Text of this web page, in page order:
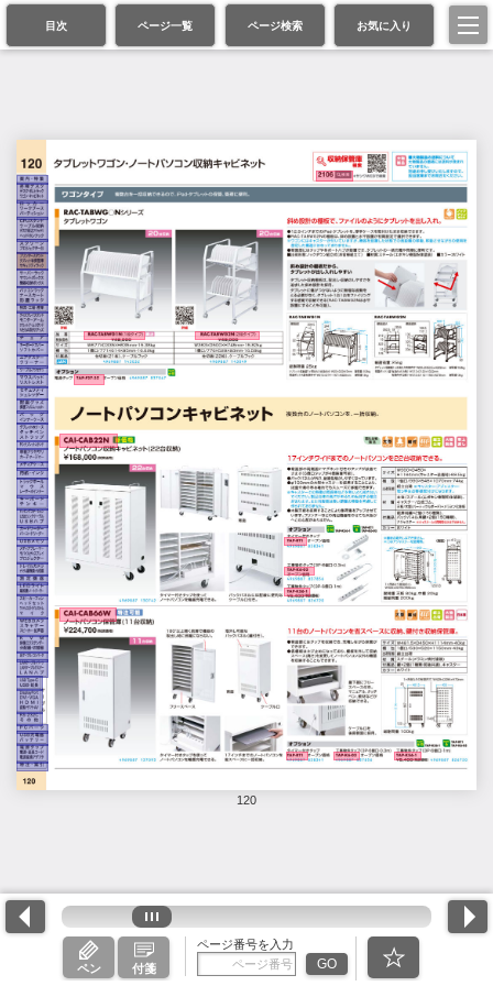
目次 ページ一覧 ページ検索 お気に入り
120
ペン 付箋
ページ番号を入力
GO